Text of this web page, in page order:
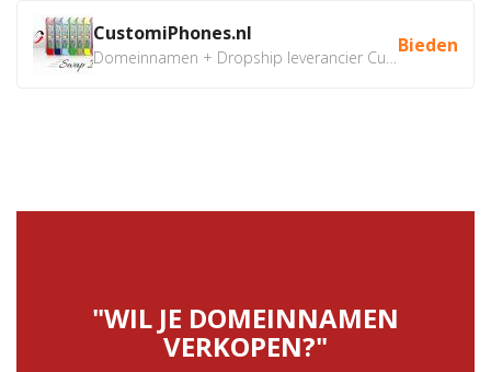
CustomiPhones.nl Bieden
"WIL JE DOMEINNAMEN
VERKOPEN?"